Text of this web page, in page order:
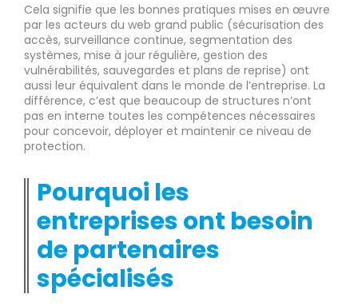
Cela signifie que les bonnes pratiques mises en œuvre
par les acteurs du web grand public (sécurisation des
accès, surveillance continue, segmentation des
systèmes, mise à jour régulière, gestion des
vulnérabilités, sauvegardes et plans de reprise) ont
aussi leur équivalent dans le monde de l’entreprise. La
différence, c’est que beaucoup de structures n’ont
pas en interne toutes les compétences nécessaires
pour concevoir, déployer et maintenir ce niveau de
protection.
Pourquoi les
entreprises ont besoin
de partenaires
spécialisés